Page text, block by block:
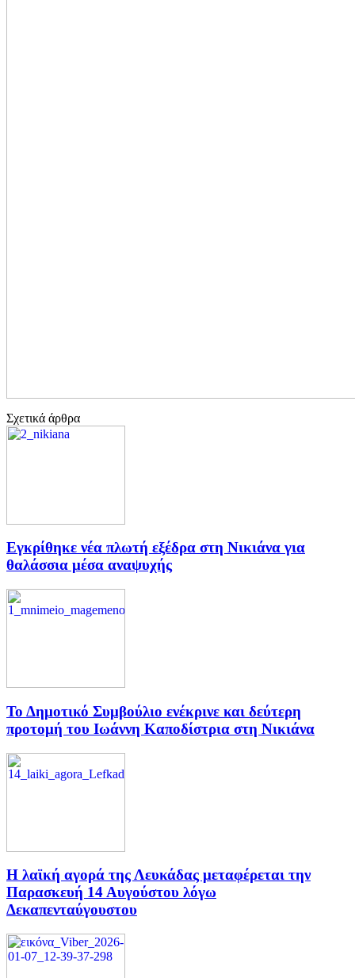
Σχετικά άρθρα
Εγκρίθηκε νέα πλωτή εξέδρα στη Νικιάνα για
θαλάσσια μέσα αναψυχής
Το Δημοτικό Συμβούλιο ενέκρινε και δεύτερη
προτομή του Ιωάννη Καποδίστρια στη Νικιάνα
Η λαϊκή αγορά της Λευκάδας μεταφέρεται την
Παρασκευή 14 Αυγούστου λόγω
Δεκαπενταύγουστου